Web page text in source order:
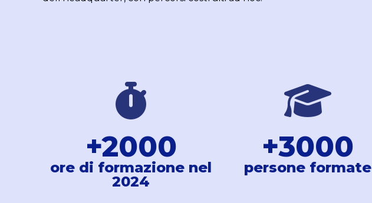
+2000
ore di formazione nel
2024
+3000
persone formate